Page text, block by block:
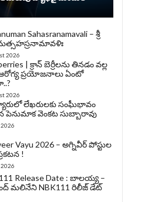
Sahasranamavali – శ్రీ
2026
| క్రాన్ బెర్రీల‌ను తిన‌డం వ‌ల్ల
ప్రయోజనాలు ఏంటో
2026
లేఖరులకు సంఘీభావం
పెనుమాక వెంకట సుబ్బారావు
Vayu 2026 – అగ్నివీర్‌ పోస్టుల
!
Release Date : బాలయ్య –
మలినేని NBK111 రిలీజ్ డేట్